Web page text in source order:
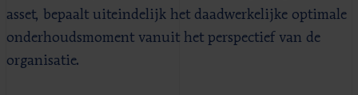
asset, bepaalt uiteindelijk het daadwerkelijke optimale
onderhoudsmoment vanuit het perspectief van de
organisatie.